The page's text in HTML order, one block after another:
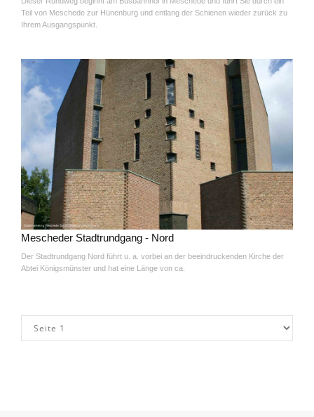
Teil von Meschede zur Hünenburg und entlang der Schienen wieder zurück zu
Ihrem Ausgangspunkt.
Mescheder Stadtrundgang - Nord
Der Stadtrundgang Nord führt u. a. vorbei an der beeindruckenden Kirche der
Abtei Königsmünster und hat eine Länge von ca.